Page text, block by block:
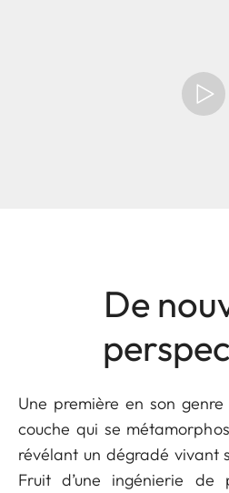
De
Une première en son
couche qui se
révélant un dégradé vivant
Fruit d’une ingénierie